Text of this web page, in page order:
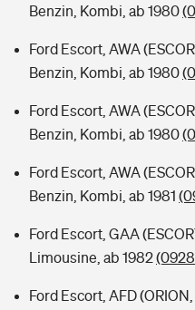
Benzin, Kombi, ab 1980
Ford Escort, AWA
Benzin, Kombi, ab 1980
Ford Escort, AWA
Benzin, Kombi, ab 1980
Ford Escort, AWA
Benzin, Kombi, ab 1981
Ford Escort, GAA
Limousine, ab 1982
Ford Escort, AFD